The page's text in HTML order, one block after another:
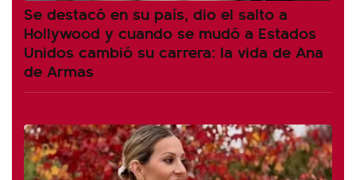
Se destacó en su país, dio el salto a
Hollywood y cuando se mudó a Estados
Unidos cambió su carrera: la vida de Ana
de Armas